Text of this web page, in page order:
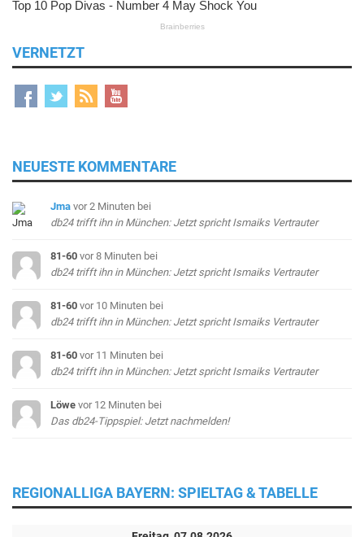
VERNETZT
NEUESTE KOMMENTARE
Jma vor 2 Minuten bei
db24 trifft ihn in München: Jetzt spricht Ismaiks Vertrauter
81-60 vor 8 Minuten bei
db24 trifft ihn in München: Jetzt spricht Ismaiks Vertrauter
81-60 vor 10 Minuten bei
db24 trifft ihn in München: Jetzt spricht Ismaiks Vertrauter
81-60 vor 11 Minuten bei
db24 trifft ihn in München: Jetzt spricht Ismaiks Vertrauter
Löwe vor 12 Minuten bei
Das db24-Tippspiel: Jetzt nachmelden!
REGIONALLIGA BAYERN: SPIELTAG & TABELLE